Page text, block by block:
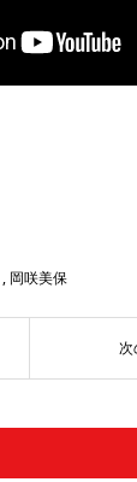
, 岡咲美保